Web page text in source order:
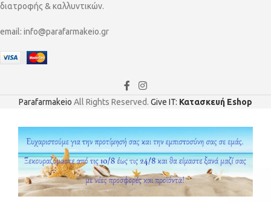
διατροφής & καλλυντικών.
email: info@parafarmakeio.gr
Parafarmakeio All Rights Reserved. Give IT: Κατασκευή Eshop